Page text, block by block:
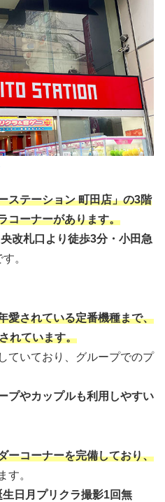
ステーション 町田店」の3階
コーナーがあります。
改札口より徒歩3分・小田急
。
愛されている定番機種まで、
れています。
ていており、グループでのプ
プやカップルも利用しやすい
ーコーナーを完備しており、
す。
生日月プリクラ撮影1回無